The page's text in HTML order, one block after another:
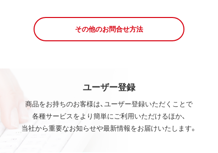
その他のお問合せ方法
ユーザー登録
商品をお持ちのお客様は、ユーザー登録いただくことで
各種サービスをより簡単にご利用いただけるほか、
当社から重要なお知らせや最新情報をお届けいたします。